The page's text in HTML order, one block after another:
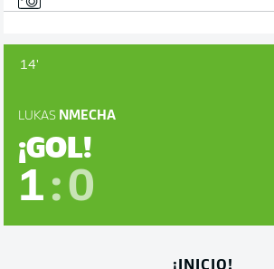
14'
LUKAS NMECHA
¡GOL!
1 :0
¡INICIO!